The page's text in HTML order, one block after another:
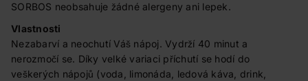
SORBOS neobsahuje žádné alergeny ani lepek.
Vlastnosti
Nezabarví a neochutí Váš nápoj. Vydrží 40 minut a
nerozmočí se. Díky velké variaci příchutí se hodí do
veškerých nápojů (voda, limonáda, ledová káva, drink,